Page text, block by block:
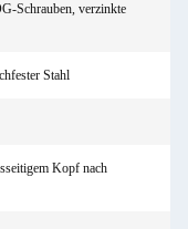
Schrauben, verzinkte
Stahl
Kopf nach